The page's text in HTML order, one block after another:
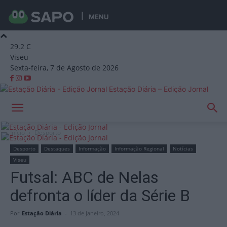
MENU
29.2 C
Viseu
Sexta-feira, 7 de Agosto de 2026
Estação Diária – Edição Jornal
Início Desporto
Desporto Destaques Informação Informação Regional
Notícias
Viseu
Futsal: ABC de Nelas
defronta o líder da Série B
Por Estação Diária - 13 de Janeiro, 2024